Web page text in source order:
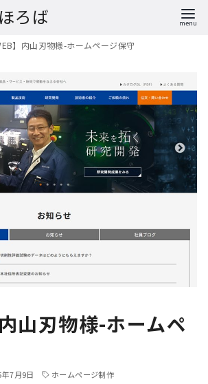
ろば
】内山刃物様-ホームページ保守
山刃物様-ホームペ
7月9日 ホームページ制作